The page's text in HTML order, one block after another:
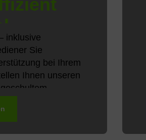
inklusive
Sie
bei Ihrem
Ihnen unseren
und